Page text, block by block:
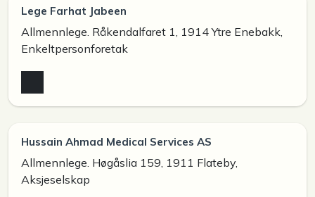
Lege Farhat Jabeen
Allmennlege. Råkendalfaret 1, 1914 Ytre Enebakk,
Enkeltpersonforetak
Hussain Ahmad Medical Services AS
Allmennlege. Høgåslia 159, 1911 Flateby,
Aksjeselskap